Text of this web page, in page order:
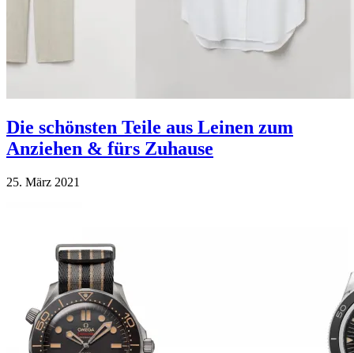
Die schönsten Teile aus Leinen zum
Anziehen & fürs Zuhause
25. März 2021